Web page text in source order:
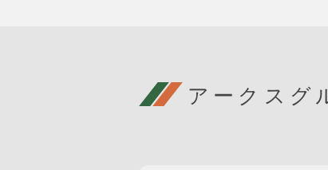
アークスグ